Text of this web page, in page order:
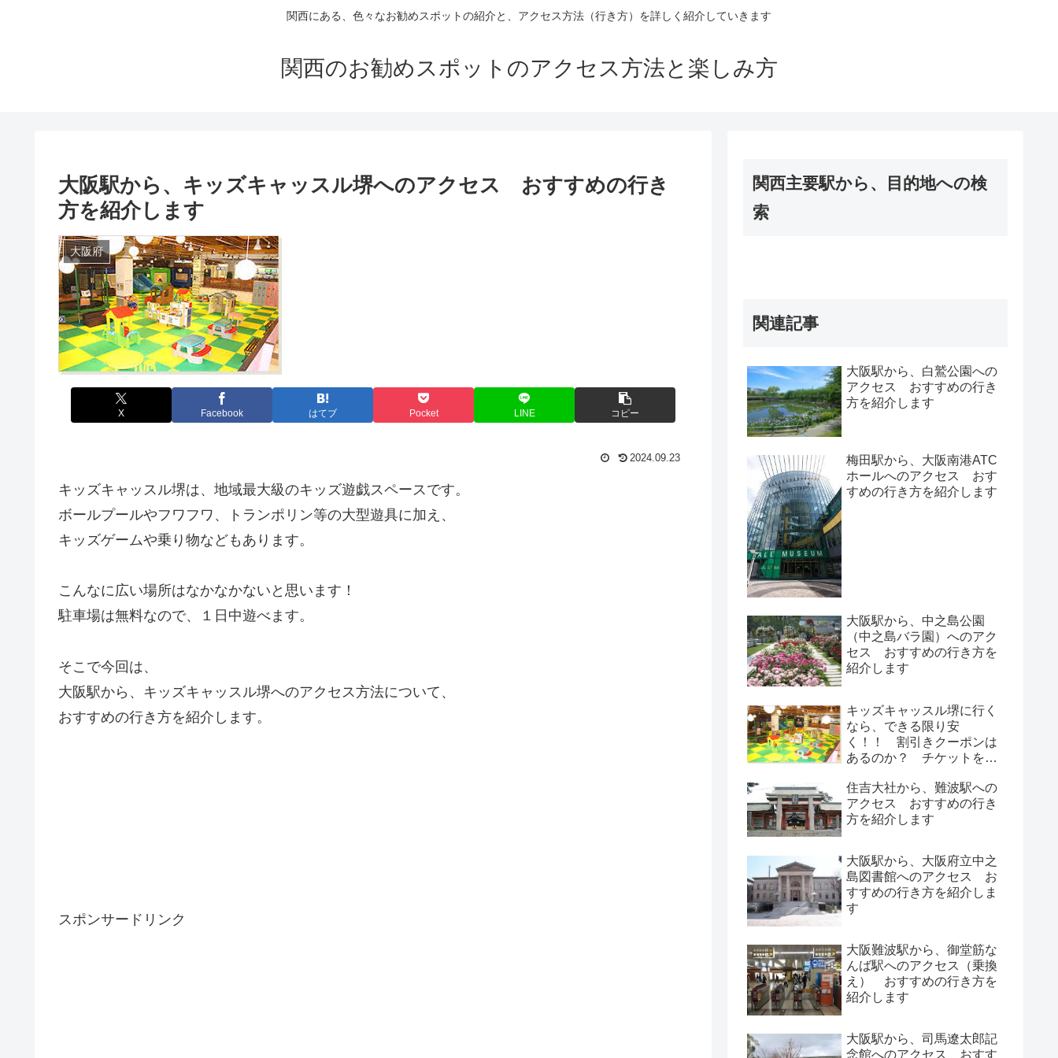
関西にある、色々なお勧めスポットの紹介と、アクセス方法（行き方）を詳しく紹介していきます
関西のお勧めスポットのアクセス方法と楽しみ方
大阪駅から、キッズキャッスル堺へのアクセス おすすめの行き
方を紹介します
大阪府
X Facebook はてブ Pocket LINE コピー
2024.09.23
キッズキャッスル堺は、地域最大級のキッズ遊戯スペースです。
ボールプールやフワフワ、トランポリン等の大型遊具に加え、
キッズゲームや乗り物などもあります。
こんなに広い場所はなかなかないと思います！
駐車場は無料なので、１日中遊べます。
そこで今回は、
大阪駅から、キッズキャッスル堺へのアクセス方法について、
おすすめの行き方を紹介します。
スポンサードリンク
関西主要駅から、目的地への検
索
関連記事
大阪駅から、白鷲公園への
アクセス おすすめの行き
方を紹介します
梅田駅から、大阪南港ATC
ホールへのアクセス おす
すめの行き方を紹介します
大阪駅から、中之島公園
（中之島バラ園）へのアク
セス おすすめの行き方を
紹介します
キッズキャッスル堺に行く
なら、できる限り安
く！！ 割引きクーポンは
あるのか？ チケットを安
住吉大社から、難波駅への
アクセス おすすめの行き
方を紹介します
大阪駅から、大阪府立中之
島図書館へのアクセス お
すすめの行き方を紹介しま
す
大阪難波駅から、御堂筋な
んば駅へのアクセス（乗換
え） おすすめの行き方を
紹介します
大阪駅から、司馬遼太郎記
念館へのアクセス おすす